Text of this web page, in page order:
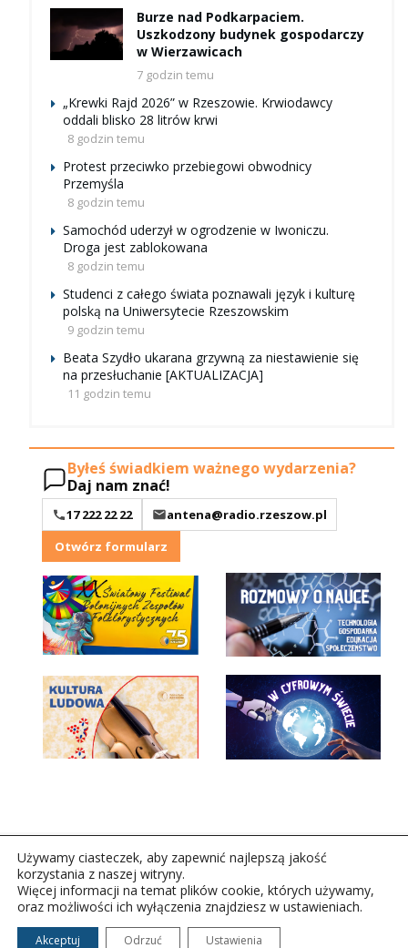
Burze nad Podkarpaciem.
Uszkodzony budynek gospodarczy
w Wierzawicach
7 godzin temu
„Krewki Rajd 2026” w Rzeszowie. Krwiodawcy
oddali blisko 28 litrów krwi
8 godzin temu
Protest przeciwko przebiegowi obwodnicy
Przemyśla
8 godzin temu
Samochód uderzył w ogrodzenie w Iwoniczu.
Droga jest zablokowana
8 godzin temu
Studenci z całego świata poznawali język i kulturę
polską na Uniwersytecie Rzeszowskim
9 godzin temu
Beata Szydło ukarana grzywną za niestawienie się
na przesłuchanie [AKTUALIZACJA]
11 godzin temu
Byłeś świadkiem ważnego wydarzenia?
Daj nam znać!
17 222 22 22
antena@radio.rzeszow.pl
Otwórz formularz
Copyright © 2026Polskie Radio Rzeszów S.A. w likwidacj.
Wszelkie prawa zastrzeżone.
Używamy ciasteczek, aby zapewnić najlepszą jakość
korzystania z naszej witryny.
Więcej informacji na temat plików cookie, których używamy,
oraz możliwości ich wyłączenia znajdziesz w ustawieniach.
Akceptuj Odrzuć Ustawienia